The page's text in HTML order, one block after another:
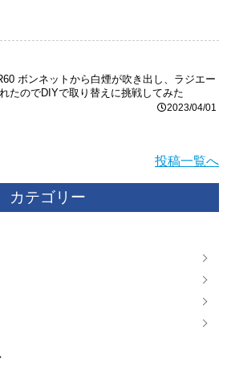
ボンネットから白煙が吹き出し、ラジエー
たのでDIYで取り替えに挑戦してみた
2023/04/01
投稿一覧へ
カテゴリー